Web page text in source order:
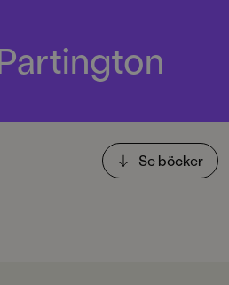
Se böcker